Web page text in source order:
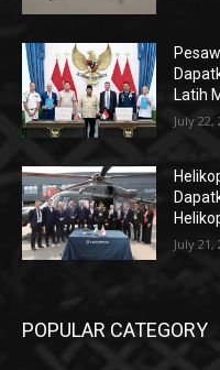
Latih
July 22,
July 21,
POPULAR CATEGORY